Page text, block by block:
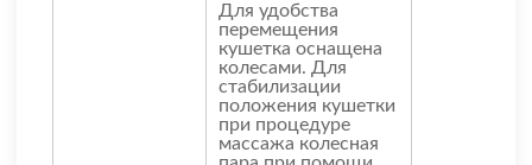
Для удобства
перемещения
кушетка оснащена
колесами. Для
стабилизации
положения кушетки
при процедуре
массажа колесная